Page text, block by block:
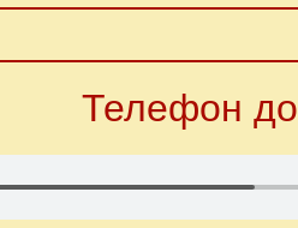
Телефон